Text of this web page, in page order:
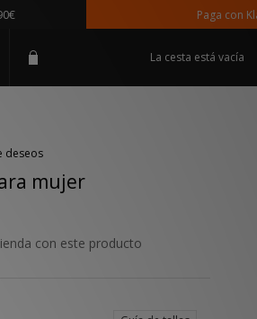
Paga con Klarna
La cesta está vacía
deseos
mujer
con este producto